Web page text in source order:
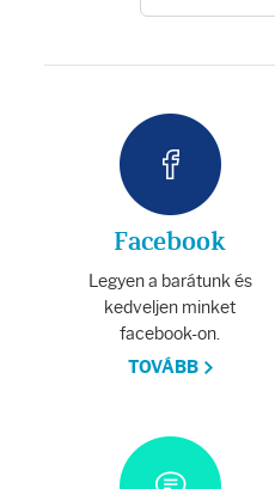
Facebook
Legyen a barátunk és
kedveljen minket
facebook-on.
TOVÁBB